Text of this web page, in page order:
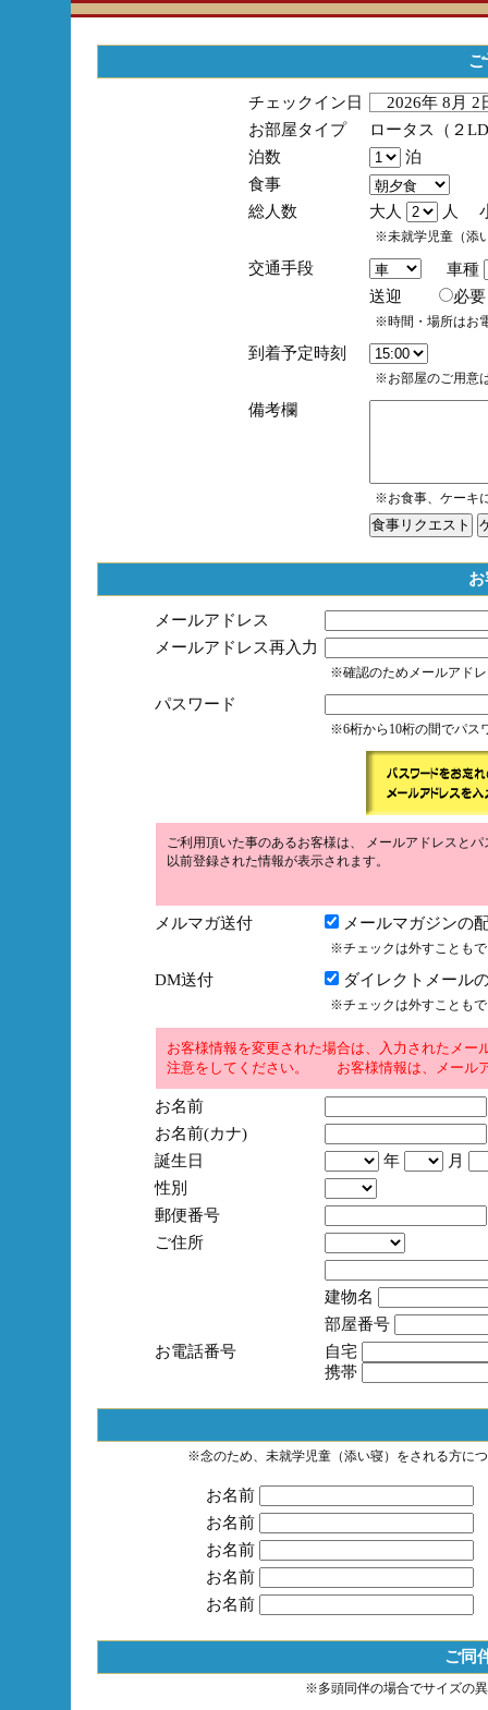
チェックイン日
2026年 8月
お部屋タイプ
ロータス（２
泊数
泊
食事
総人数
大人 人
※未就学児童（添
交通手段
車種
送迎
※時間・場所はお
到着予定時刻
※お部屋のご用意
備考欄
※お食事、ケーキ
メールアドレス
メールアドレス再入力
※確認のためメールアド
パスワード
※6桁から10桁の間でパス
ご利用頂いた事のあるお客様は、 メールアドレスと
以前登録された情報が表示されます。
メルマガ送付 メールマガジンの
※チェックは外すことも
DM送付 ダイレクトメール
※チェックは外すことも
お客様情報を変更された場合は、入力されたメ
注意をしてください。 お客様情報は、メール
お名前
お名前(カナ)
誕生日
年
月
性別
郵便番号
ご住所
建物名
部屋番号
お電話番号
自宅
携帯
※念のため、未就学児童（添い寝）をされる方に
お名前
お名前
お名前
お名前
お名前
ご同
※多頭同伴の場合でサイズの